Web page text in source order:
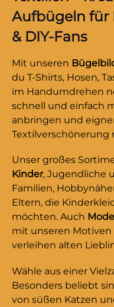
sind).Hochwertig
aufzubügeln und
bringt garantiert
Garderobe. Mach
Prints – zeig
noch mehr
Unterton oder
entdecken? Dann
Humor-Kollektion
Lieblingsmotiv!
Aufbügeln für
& DIY-Fans
Mit unseren
du T-Shirts, Hosen,
im Handumdrehen
schnell und einfach
anbringen und
Textilverschönerung
Unser großes
Kinder, Jugendliche
Familien,
Eltern, die
möchten. Auch
mit unseren
verleihen alten
Wähle aus einer
Besonders beliebt
von süßen Katzen